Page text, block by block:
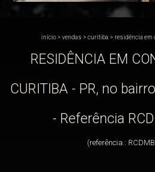
início> vendas > curitiba > residência em
RESIDÊNCIA EM
CURITIBA - PR, no
- Referência
(referência.: